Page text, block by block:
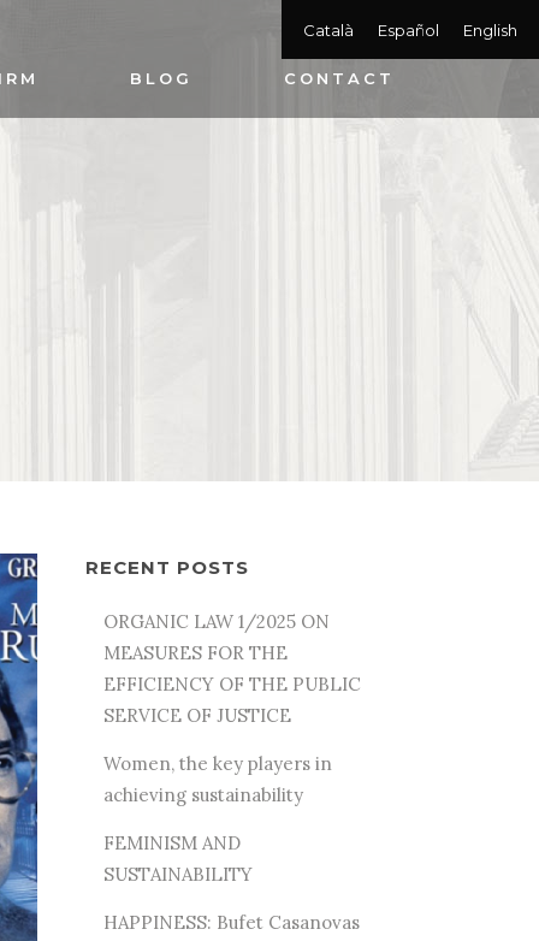
Català Español English
BLOG CONTACT
RECENT POSTS
ORGANIC LAW 1/2025 ON
MEASURES FOR THE
EFFICIENCY OF THE PUBLIC
SERVICE OF JUSTICE
Women, the key players in
achieving sustainability
FEMINISM AND
SUSTAINABILITY
HAPPINESS: Bufet Casanovas